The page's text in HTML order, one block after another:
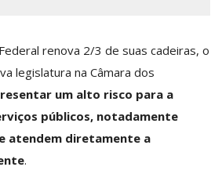
renova 2/3 de suas cadeiras, o
legislatura na Câmara dos
um alto risco para a
públicos, notadamente
atendem diretamente a
.